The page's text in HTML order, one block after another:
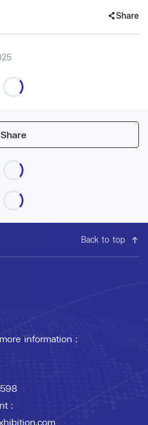
Share
Share
Back to top
information :
: